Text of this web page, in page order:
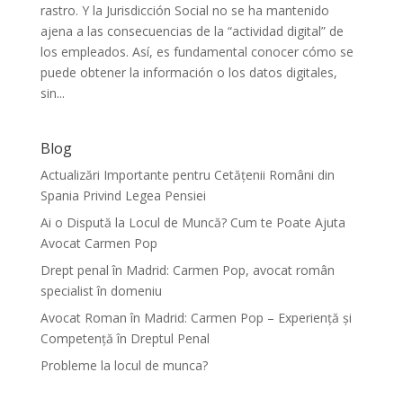
rastro. Y la Jurisdicción Social no se ha mantenido
ajena a las consecuencias de la “actividad digital” de
los empleados. Así, es fundamental conocer cómo se
puede obtener la información o los datos digitales,
sin...
Blog
Actualizări Importante pentru Cetățenii Români din
Spania Privind Legea Pensiei
Ai o Dispută la Locul de Muncă? Cum te Poate Ajuta
Avocat Carmen Pop
Drept penal în Madrid: Carmen Pop, avocat român
specialist în domeniu
Avocat Roman în Madrid: Carmen Pop – Experiență și
Competență în Dreptul Penal
Probleme la locul de munca?